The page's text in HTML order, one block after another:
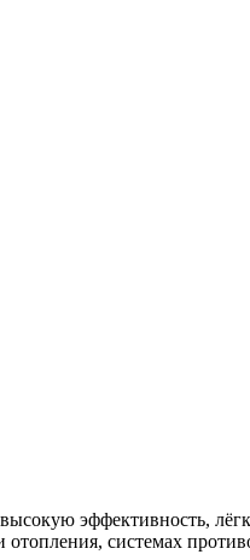
эффективность,
системах